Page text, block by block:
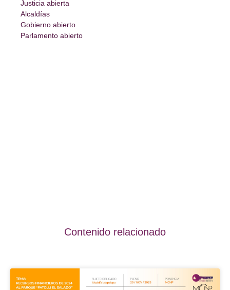
Justicia abierta
Alcaldías
Gobierno abierto
Parlamento abierto
Contenido relacionado